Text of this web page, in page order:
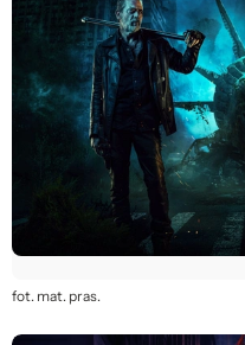
fot. mat. pras.